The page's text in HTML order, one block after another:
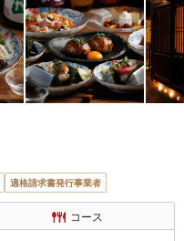
適格請求書発行事業者
コース